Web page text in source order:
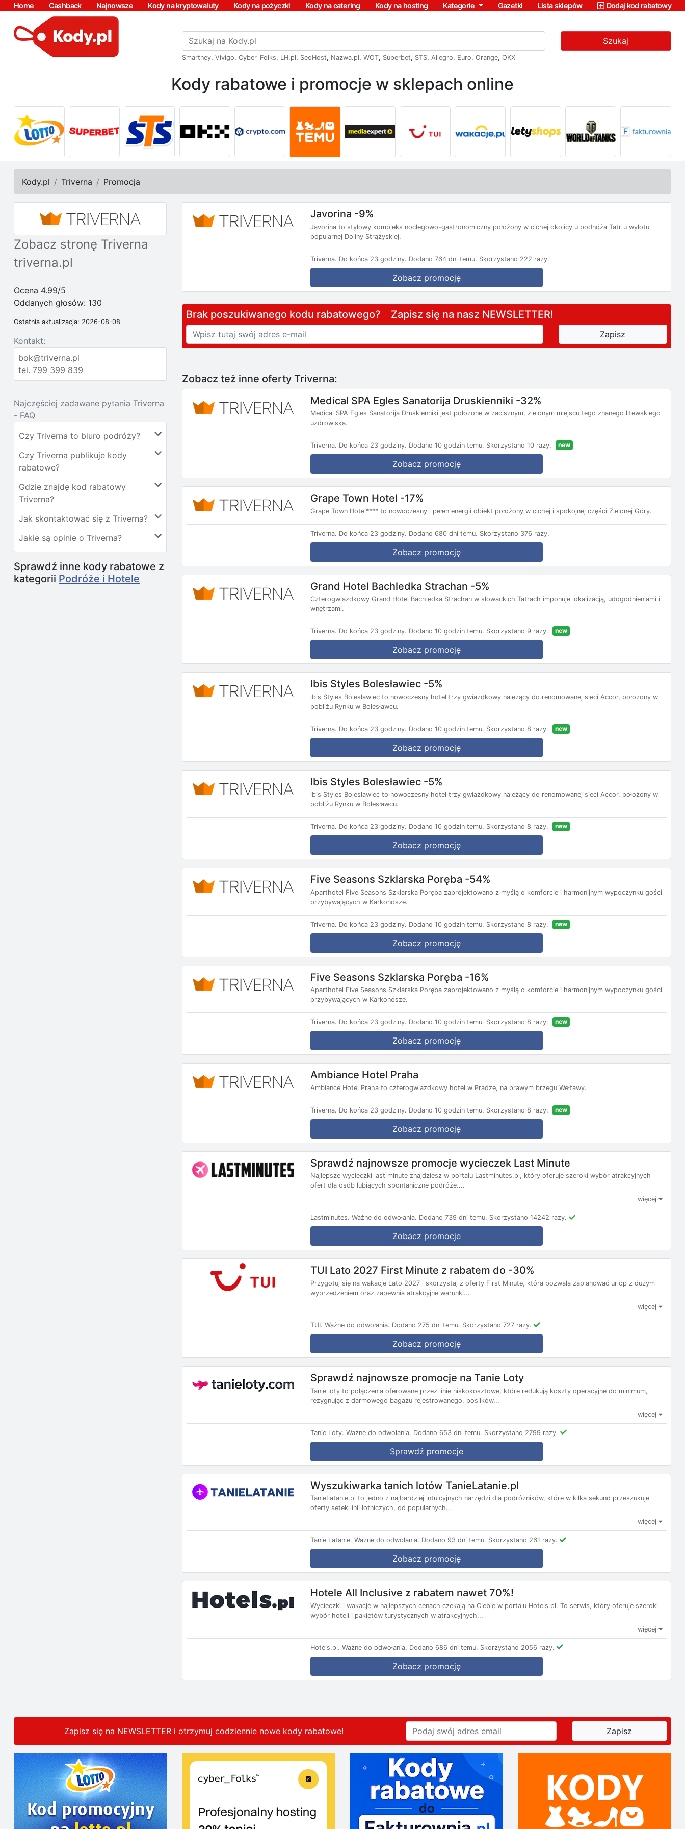
Home Cashback Najnowsze Kody na kryptowaluty Kody na pożyczki Kody na catering Kody na hosting Kategorie Gazetki Lista sklepów Dodaj kod rabatowy
Szukaj
Smartney, Vivigo, Cyber_Folks, LH.pl, SeoHost, Nazwa.pl, WOT, Superbet, STS, Allegro, Euro, Orange, OKX
Kody rabatowe i promocje w sklepach online
Kody.pl Triverna Promocja
Zobacz stronę Triverna
triverna.pl
Ocena 4.99/5
Oddanych głosów: 130
Ostatnia aktualizacja: 2026-08-08
Kontakt:
bok@triverna.pl
tel. 799 399 839
Najczęściej zadawane pytania Triverna
- FAQ
Czy Triverna to biuro podróży?
Czy Triverna publikuje kody
rabatowe?
Gdzie znajdę kod rabatowy
Triverna?
Jak skontaktować się z Triverna?
Jakie są opinie o Triverna?
Sprawdź inne kody rabatowe z
kategorii Podróże i Hotele
Javorina -9%
Javorina to stylowy kompleks noclegowo-gastronomiczny położony w cichej okolicy u podnóża Tatr u wylotu
popularnej Doliny Strążyskiej.
Triverna. Do końca 23 godziny. Dodano 764 dni temu. Skorzystano 222 razy.
Zobacz promocję
Brak poszukiwanego kodu rabatowego? Zapisz się na nasz NEWSLETTER!
Zobacz też inne oferty Triverna:
Medical SPA Egles Sanatorija Druskienniki -32%
Medical SPA Egles Sanatorija Druskienniki jest położone w zacisznym, zielonym miejscu tego znanego litewskiego
uzdrowiska.
Triverna. Do końca 23 godziny. Dodano 10 godzin temu. Skorzystano 10 razy. new
Zobacz promocję
Grape Town Hotel -17%
Grape Town Hotel**** to nowoczesny i pełen energii obiekt położony w cichej i spokojnej części Zielonej Góry.
Triverna. Do końca 23 godziny. Dodano 680 dni temu. Skorzystano 376 razy.
Zobacz promocję
Grand Hotel Bachledka Strachan -5%
Czterogwiazdkowy Grand Hotel Bachledka Strachan w słowackich Tatrach imponuje lokalizacją, udogodnieniami i
wnętrzami.
Triverna. Do końca 23 godziny. Dodano 10 godzin temu. Skorzystano 9 razy. new
Zobacz promocję
Ibis Styles Bolesławiec -5%
ibis Styles Bolesławiec to nowoczesny hotel trzy gwiazdkowy należący do renomowanej sieci Accor, położony w
pobliżu Rynku w Bolesławcu.
Triverna. Do końca 23 godziny. Dodano 10 godzin temu. Skorzystano 8 razy. new
Zobacz promocję
Ibis Styles Bolesławiec -5%
ibis Styles Bolesławiec to nowoczesny hotel trzy gwiazdkowy należący do renomowanej sieci Accor, położony w
pobliżu Rynku w Bolesławcu.
Triverna. Do końca 23 godziny. Dodano 10 godzin temu. Skorzystano 8 razy. new
Zobacz promocję
Five Seasons Szklarska Poręba -54%
Aparthotel Five Seasons Szklarska Poręba zaprojektowano z myślą o komforcie i harmonijnym wypoczynku gości
przybywających w Karkonosze.
Triverna. Do końca 23 godziny. Dodano 10 godzin temu. Skorzystano 8 razy. new
Zobacz promocję
Five Seasons Szklarska Poręba -16%
Aparthotel Five Seasons Szklarska Poręba zaprojektowano z myślą o komforcie i harmonijnym wypoczynku gości
przybywających w Karkonosze.
Triverna. Do końca 23 godziny. Dodano 10 godzin temu. Skorzystano 8 razy. new
Zobacz promocję
Ambiance Hotel Praha
Ambiance Hotel Praha to czterogwiazdkowy hotel w Pradze, na prawym brzegu Wełtawy.
Triverna. Do końca 23 godziny. Dodano 10 godzin temu. Skorzystano 8 razy. new
Zobacz promocję
Sprawdź najnowsze promocje wycieczek Last Minute
Najlepsze wycieczki last minute znajdziesz w portalu Lastminutes.pl, który oferuje szeroki wybór atrakcyjnych
ofert dla osób lubiących spontaniczne podróże....
więcej
Lastminutes. Ważne do odwołania. Dodano 739 dni temu. Skorzystano 14242 razy.
Zobacz promocje
TUI Lato 2027 First Minute z rabatem do -30%
Przygotuj się na wakacje Lato 2027 i skorzystaj z oferty First Minute, która pozwala zaplanować urlop z dużym
wyprzedzeniem oraz zapewnia atrakcyjne warunki...
więcej
TUI. Ważne do odwołania. Dodano 275 dni temu. Skorzystano 727 razy.
Zobacz promocję
Sprawdź najnowsze promocje na Tanie Loty
Tanie loty to połączenia oferowane przez linie niskokosztowe, które redukują koszty operacyjne do minimum,
rezygnując z darmowego bagażu rejestrowanego, posiłków...
więcej
Tanie Loty. Ważne do odwołania. Dodano 653 dni temu. Skorzystano 2799 razy.
Sprawdź promocje
Wyszukiwarka tanich lotów TanieLatanie.pl
TanieLatanie.pl to jedno z najbardziej intuicyjnych narzędzi dla podróżników, które w kilka sekund przeszukuje
oferty setek linii lotniczych, od popularnych...
więcej
Tanie Latanie. Ważne do odwołania. Dodano 93 dni temu. Skorzystano 261 razy.
Zobacz promocję
Hotele All Inclusive z rabatem nawet 70%!
Wycieczki i wakacje w najlepszych cenach czekają na Ciebie w portalu Hotels.pl. To serwis, który oferuje szeroki
wybór hoteli i pakietów turystycznych w atrakcyjnych...
więcej
Hotels.pl. Ważne do odwołania. Dodano 686 dni temu. Skorzystano 2056 razy.
Zobacz promocję
Zapisz się na NEWSLETTER i otrzymuj codziennie nowe kody rabatowe!